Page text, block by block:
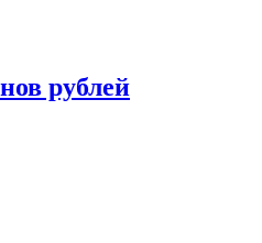
рублей